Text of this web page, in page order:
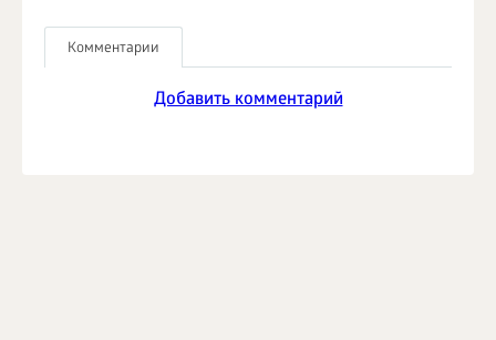
Комментарии
Добавить комментарий